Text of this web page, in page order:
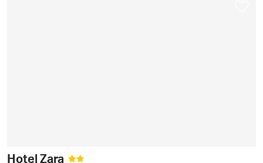
Hotel Zara